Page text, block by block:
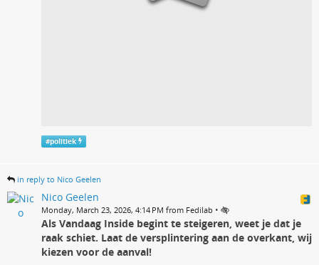
#politiek
in reply to Nico Geelen
Nico Geelen
Monday, March 23, 2026, 4:14 PM from Fedilab •
Als Vandaag Inside begint te steigeren, weet je dat je
raak schiet. Laat de versplintering aan de overkant, wij
kiezen voor de aanval!